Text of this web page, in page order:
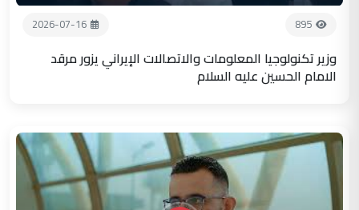
895
2026-07-16
وزير تكنولوجيا المعلومات والاتصالات الإيراني يزور مرقد
الامام الحسين عليه السلام